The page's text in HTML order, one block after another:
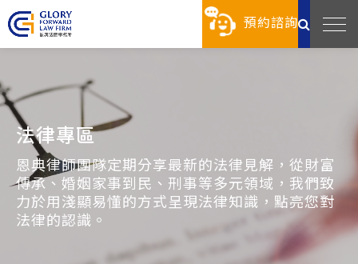
預約諮詢
法律專區
恩典律師團隊定期分享最新的法律見解，從財富
傳承、婚姻家事到民、刑事等多元領域，我們致
力於用淺顯易懂的方式呈現法律知識，點亮您對
法律的認識。